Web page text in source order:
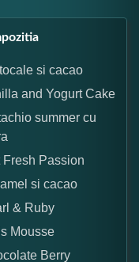
si cacao
and Yogurt Cake
summer cu
Fresh Passion
si cacao
& Ruby
Mousse
Berry